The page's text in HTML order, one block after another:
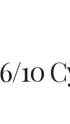
6/10